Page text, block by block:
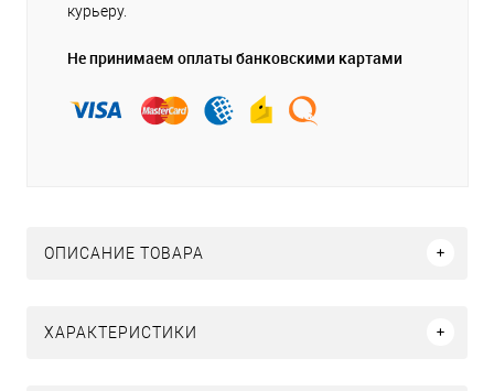
курьеру.
Не принимаем оплаты банковскими картами
ОПИСАНИЕ ТОВАРА
ХАРАКТЕРИСТИКИ